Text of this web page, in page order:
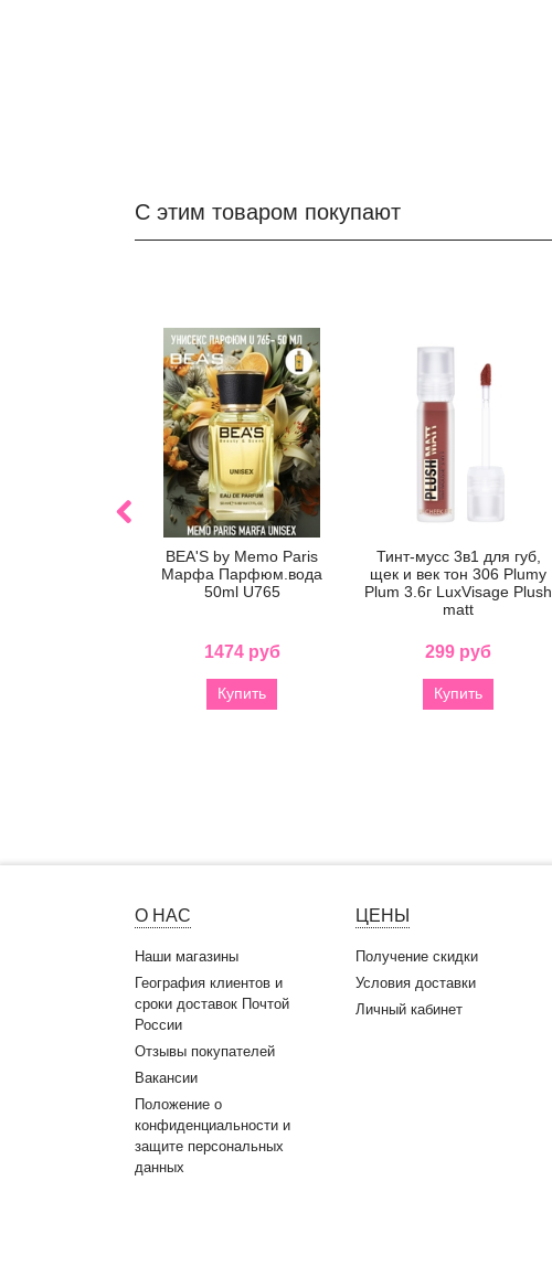
С этим товаром покупают
BEA'S by Memo Paris
Марфа Парфюм.вода
50ml U765
1474 руб
Купить
Тинт-мусс 3в1 для губ,
щек и век тон 306 Plumy
Plum 3.6г LuxVisage Plush
matt
299 руб
Купить
О НАС
Наши магазины
География клиентов и
сроки доставок Почтой
России
Отзывы покупателей
Вакансии
Положение о
конфиденциальности и
защите персональных
данных
ЦЕНЫ
Получение скидки
Условия доставки
Личный кабинет